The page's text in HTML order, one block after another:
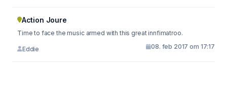
Action Joure
Time to face the music armed with this great innfimatroo.
Eddie 08. feb 2017 om 17:17